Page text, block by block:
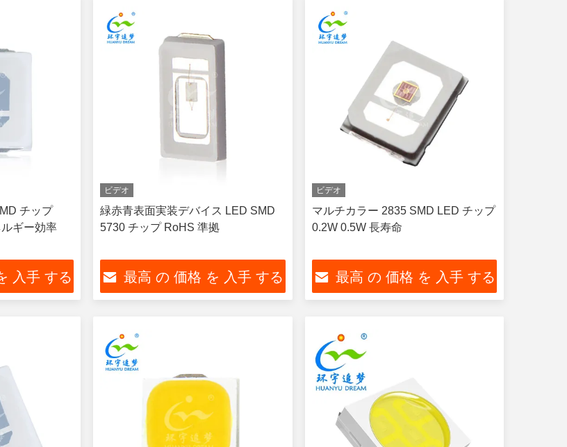
チップ
ギー効率
入手 する
ビデオ
緑赤青表面実装デバイス LED SMD
5730 チップ RoHS 準拠
最高 の 価格 を 入手 する
ビデオ
マルチカラー 2835 SMD LED チップ
0.2W 0.5W 長寿命
最高 の 価格 を 入手 する